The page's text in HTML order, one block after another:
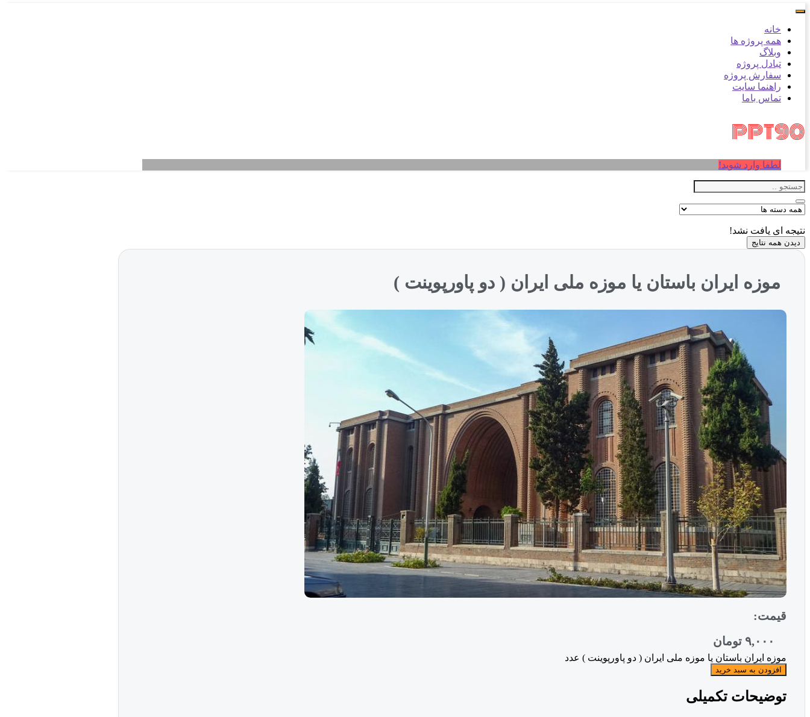
خانه
همه پروژه ها
وبلاگ
تبادل پروژه
سفارش پروژه
راهنما سایت
تماس باما
لطفا وارد شوید!
نتیجه ای یافت نشد!
دیدن همه نتایج
موزه ایران باستان یا موزه ملی ایران ( دو پاورپوینت )
قیمت:
۹,۰۰۰ تومان
موزه ایران باستان یا موزه ملی ایران ( دو پاورپوینت ) عدد
افزودن به سبد خرید
توضیحات تکمیلی